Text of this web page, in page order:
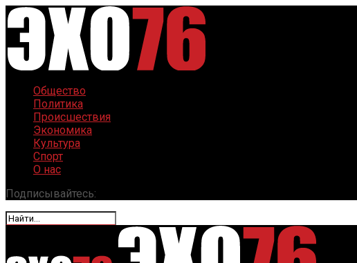
Общество
Политика
Происшествия
Экономика
Культура
Спорт
О нас
Подписывайтесь: